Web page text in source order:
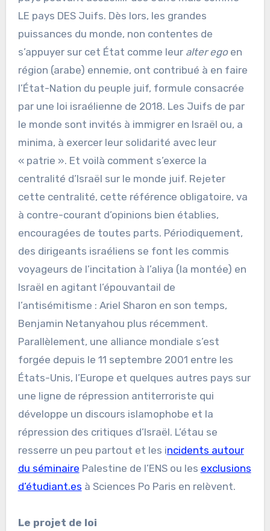
LE pays DES Juifs. Dès lors, les grandes
puissances du monde, non contentes de
s’appuyer sur cet État comme leur alter egoen
région (arabe) ennemie, ont contribué à en faire
l’État-Nation du peuple juif, formule consacrée
par une loi israélienne de 2018. Les Juifs de par
le monde sont invités à immigrer en Israël ou, a
minima, à exercer leur solidarité avec leur
« patrie ». Et voilà comment s’exerce la
centralité d’Israël sur le monde juif. Rejeter
cette centralité, cette référence obligatoire, va
à contre-courant d’opinions bien établies,
encouragées de toutes parts. Périodiquement,
des dirigeants israéliens se font les commis
voyageurs de l’incitation à l’aliya (la montée) en
Israël en agitant l’épouvantail de
l’antisémitisme : Ariel Sharon en son temps,
Benjamin Netanyahou plus récemment.
Parallèlement, une alliance mondiale s’est
forgée depuis le 11 septembre 2001 entre les
États-Unis, l’Europe et quelques autres pays sur
une ligne de répression antiterroriste qui
développe un discours islamophobe et la
répression des critiques d’Israël. L’étau se
resserre un peu partout et les incidents autour
du séminaire Palestine de l’ENS ou les exclusions
d’étudiant.es à Sciences Po Paris en relèvent.
Le projet de loi